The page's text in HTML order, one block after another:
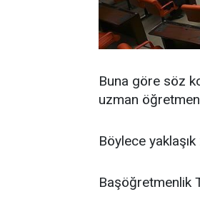
Buna göre söz
uzman
Böylece
Başöğretmenlik